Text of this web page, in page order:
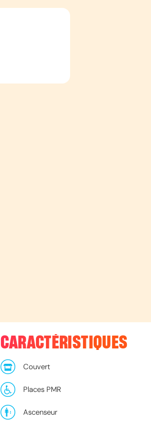
CARACTÉRISTIQUES
Couvert
Places PMR
Ascenseur